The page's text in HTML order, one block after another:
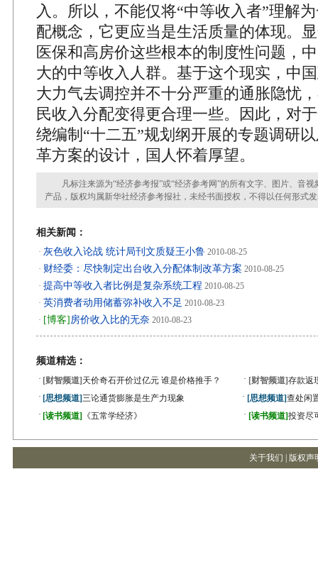
入。所以，不能仅将“中等收入者”理解
配概念，它更应当是生活质量的体现。
医保和高房价这些根本的制度性问题，
大的中等收入人群。基于这个现实，中
大力气去调控并不十分严重的通胀隐忧
民收入分配变得更合理一些。因此，对
绕编制“十二五”规划纲开展的专题调研
革方案的设计，国人怀着厚望。
凡标注来源为“经济参考报”或“经济参考网”的所有文字、图片、音视
产品，版权均属新华社经济参考报社，未经书面授权，不得以任何形式
相关新闻：
· 灰色收入论战 统计局刊文质疑王小鲁 2010-08-25
· 财经委：尽快制定出台收入分配体制改革方案 2010-08-25
· 提高中等收入者比例是复杂系统工程 2010-08-25
· 英消费者动用储蓄弥补收入不足 2010-08-23
· [博客] 房价收入比的无奈 2010-08-23
频道精选：
· [财智频道] 天价奇石开价过亿元 谁是价格推手？ · [财智频道]存款返
· [思想频道]三论通货膨胀是生产力现象 · [思想频道]查处闲
· [读书频道] 《五常学经济》 · [读书频道]投资尽